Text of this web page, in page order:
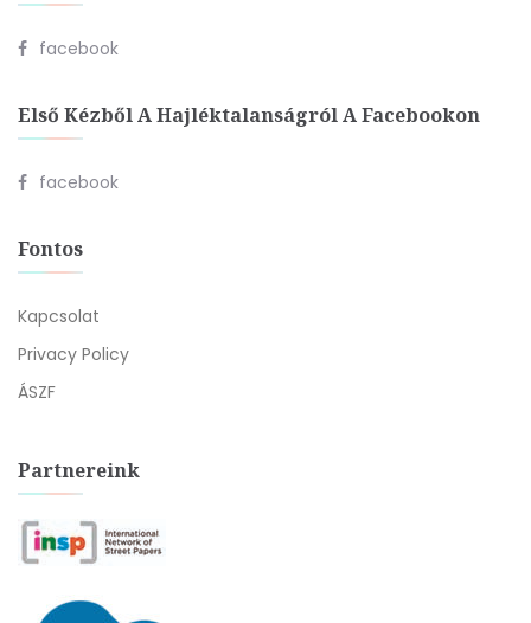
facebook
Első Kézből A Hajléktalanságról A Facebookon
facebook
Fontos
Kapcsolat
Privacy Policy
ÁSZF
Partnereink